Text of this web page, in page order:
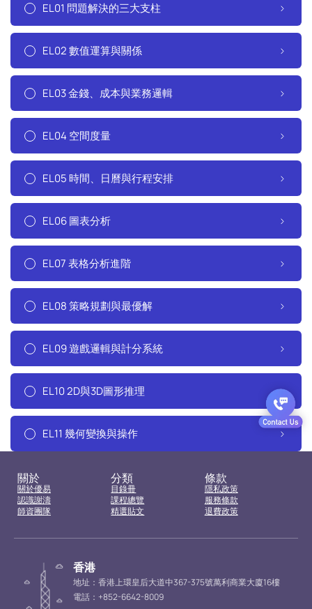
EL01 問題解決的三大支柱
EL02 數值運算與關係
EL03 金錢、成本與業務邏輯
EL04 空間度量
EL05 時間、日曆與行程安排
EL06 圖表分析
EL07 表格分析進階
EL08 策略規劃與最優解
EL09 遊戲邏輯與計分系統
EL10 2D與3D圖形推理
EL11 幾何變換與操作
關於
關於優易
認識謝濤
師資團隊
分類
目錄冊
課程總覽
精選貼文
條款
隱私政策
服務條款
退費政策
香港
地址：香港上環皇后大道中367-375號萬利商業大廈16樓
電話：+852-6642-8009